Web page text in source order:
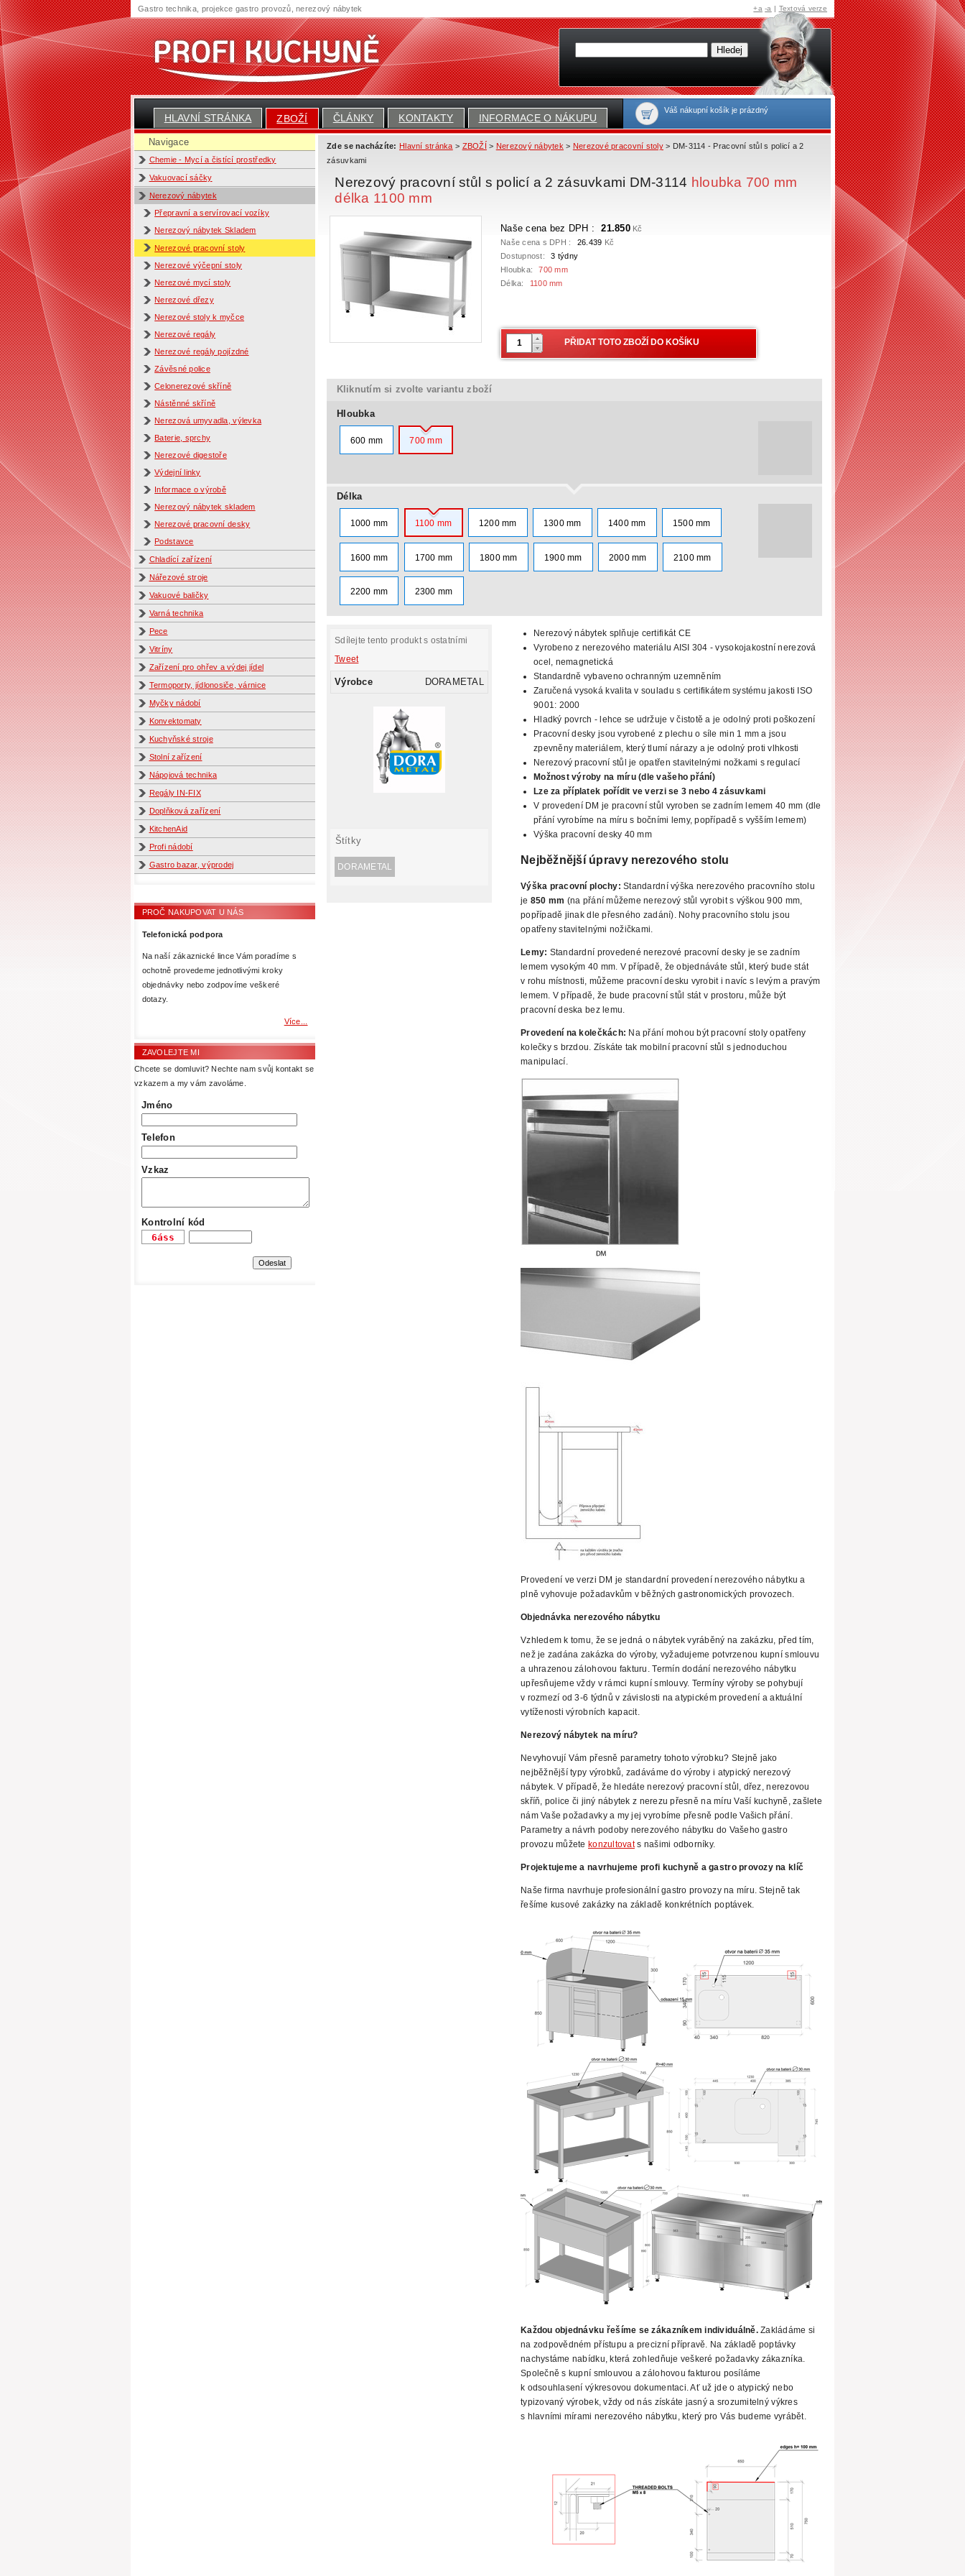
HLAVNÍ STRÁNKA ZBOŽÍ ČLÁNKY KONTAKTY INFORMACE O NÁKUPU
Váš nákupní košík je prázdný
Navigace
Chemie - Mycí a čistící prostředky
Vakuovací sáčky
Nerezový nábytek
Přepravní a servírovací vozíky
Nerezový nábytek Skladem
Nerezové pracovní stoly
Nerezové výčepní stoly
Nerezové mycí stoly
Nerezové dřezy
Nerezové stoly k myčce
Nerezové regály
Nerezové regály pojízdné
Závěsné police
Celonerezové skříně
Nástěnné skříně
Nerezová umyvadla, výlevka
Baterie, sprchy
Nerezové digestoře
Výdejní linky
Informace o výrobě
Nerezový nábytek skladem
Nerezové pracovní desky
Podstavce
Chladící zařízení
Nářezové stroje
Vakuové baličky
Varná technika
Pece
Vitríny
Zařízení pro ohřev a výdej jídel
Termoporty, jídlonosiče, várnice
Myčky nádobí
Konvektomaty
Kuchyňské stroje
Stolní zařízení
Nápojová technika
Regály IN-FIX
Doplňková zařízení
KitchenAid
Profi nádobí
Gastro bazar, výprodej
PROČ NAKUPOVAT U NÁS
Telefonická podpora
Na naší zákaznické lince Vám poradíme s
ochotně provedeme jednotlivými kroky
objednávky nebo zodpovíme veškeré
dotazy.
Více...
ZAVOLEJTE MI
Chcete se domluvit? Nechte nam svůj kontakt se
vzkazem a my vám zavoláme.
Jméno
Telefon
Vzkaz
Kontrolní kód
Zde se nacházíte: Hlavní stránka > ZBOŽÍ > Nerezový nábytek > Nerezové pracovní stoly> DM-3114 - Pracovní stůl s policí a 2
zásuvkami
Nerezový pracovní stůl s policí a 2 zásuvkami DM-3114 hloubka 700 mm
délka 1100 mm
Naše cena bez DPH : 21.850Kč
Naše cena s DPH :
26.439 Kč
Dostupnost:
3 týdny
Hloubka:
700 mm
Délka:
1100 mm
Kliknutím si zvolte variantu zboží
Hloubka
600 mm 700 mm
Délka
1000 mm 1100 mm 1200 mm 1300 mm 1400 mm 1500 mm
1600 mm 1700 mm 1800 mm 1900 mm 2000 mm 2100 mm
2200 mm 2300 mm
Sdílejte tento produkt s ostatními
Tweet
Výrobce DORAMETAL
Štítky
DORAMETAL
Nerezový nábytek splňuje certifikát CE
Vyrobeno z nerezového materiálu AISI 304 - vysokojakostní nerezová
ocel, nemagnetická
Standardně vybaveno ochranným uzemněním
Zaručená vysoká kvalita v souladu s certifikátem systému jakosti ISO
9001: 2000
Hladký povrch - lehce se udržuje v čistotě a je odolný proti poškození
Pracovní desky jsou vyrobené z plechu o síle min 1 mm a jsou
zpevněny materiálem, který tlumí nárazy a je odolný proti vlhkosti
Nerezový pracovní stůl je opatřen stavitelnými nožkami s regulací
Možnost výroby na míru (dle vašeho přání)
Lze za příplatek pořídit ve verzi se 3 nebo 4 zásuvkami
V provedení DM je pracovní stůl vyroben se zadním lemem 40 mm (dle
přání vyrobíme na míru s bočními lemy, popřípadě s vyšším lemem)
Výška pracovní desky 40 mm
Nejběžnějšíúpravy nerezového stolu
Výška pracovní plochy:Standardní výška nerezového pracovního stolu
je 850 mm (na přání můžeme nerezový stůl vyrobit s výškou 900 mm,
popřípadě jinak dle přesného zadání). Nohy pracovního stolu jsou
opatřeny stavitelnými nožičkami.
Lemy: Standardní provedené nerezové pracovní desky je se zadním
lemem vysokým 40 mm. V případě, že objednáváte stůl, který bude stát
v rohu místnosti, můžeme pracovní desku vyrobit i navíc s levým a pravým
lemem. V případě, že bude pracovní stůl stát v prostoru, může být
pracovní deska bezlemu.
Provedení na kolečkách: Na přání mohou být pracovní stoly opatřeny
kolečkys brzdou. Získáte tak mobilní pracovní stůl s jednoduchou
manipulací.
Provedení ve verzi DM je standardní provedení nerezového nábytku a
plně vyhovuje požadavkům v běžných gastronomických provozech.
Objednávka nerezového nábytku
Vzhledem k tomu, že se jedná o nábytek vyráběný na zakázku, před tím,
než je zadána zakázka do výroby, vyžadujeme potvrzenou kupní smlouvu
a uhrazenou zálohovou fakturu. Termín dodání nerezového nábytku
upřesňujeme vždy v rámci kupní smlouvy. Termíny výroby se pohybují
v rozmezí od 3-6 týdnů v závislosti na atypickém provedení a aktuální
vytíženosti výrobních kapacit.
Nerezový nábytek na míru?
Nevyhovují Vám přesně parametry tohoto výrobku? Stejně jako
nejběžnější typy výrobků, zadáváme do výroby i atypický nerezový
nábytek. V případě, že hledáte nerezový pracovní stůl, dřez, nerezovou
skříň, police či jiný nábytek z nerezu přesně na míru Vaší kuchyně, zašlete
nám Vaše požadavky a my jej vyrobíme přesně podle Vašich přání.
Parametry a návrh podoby nerezového nábytku do Vašeho gastro
provozu můžete konzultovats našimi odborníky.
Projektujeme a navrhujeme profi kuchyně a gastro provozy na klíč
Naše firma navrhuje profesionální gastro provozy na míru. Stejně tak
řešíme kusové zakázky na základě konkrétních poptávek.
Každou objednávku řešíme se zákazníkem individuálně.Zakládáme si
na zodpovědném přístupu a precizní přípravě. Na základě poptávky
nachystáme nabídku, která zohledňuje veškeré požadavky zákazníka.
Společně s kupní smlouvou a zálohovou fakturou posíláme
k odsouhlasení výkresovou dokumentaci. Ať už jde o atypický nebo
typizovaný výrobek, vždy od nás získáte jasný a srozumitelný výkres
s hlavními mírami nerezového nábytku, který pro Vás budeme vyrábět.
Gastro technika, projekce gastro provozů, nerezový nábytek +a -a | Textová verze